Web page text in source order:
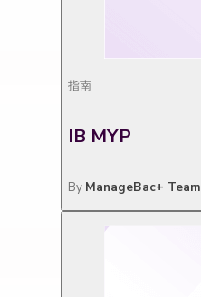
指南
IB MYP
By ManageBac+ Team